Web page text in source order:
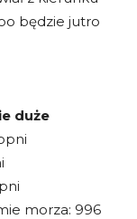
będzie jutro
duże
morza: 996